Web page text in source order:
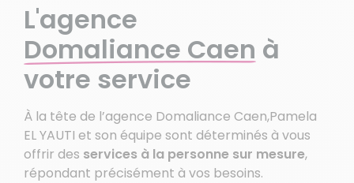
L'agence
Domaliance Caen à
votre service
À la tête de l’agence Domaliance Caen,Pamela
EL YAUTI et son équipe sont déterminés à vous
offrir des services à la personne sur mesure,
répondant précisément à vos besoins.